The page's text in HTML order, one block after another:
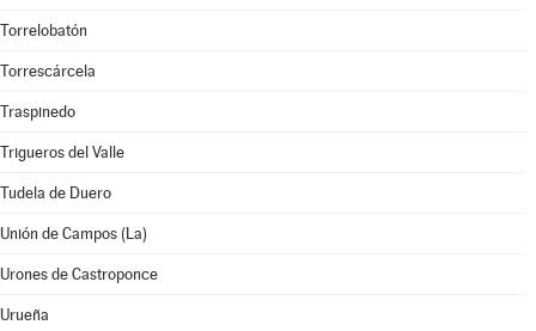
Torrelobatón
Torrescárcela
Traspinedo
Trigueros del Valle
Tudela de Duero
Unión de Campos (La)
Urones de Castroponce
Urueña